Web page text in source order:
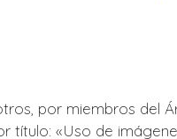
por miembros del
título: «Uso de